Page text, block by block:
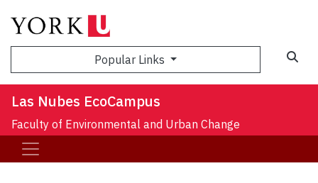
Popular Links
Las Nubes EcoCampus
Faculty of Environmental and Urban Change